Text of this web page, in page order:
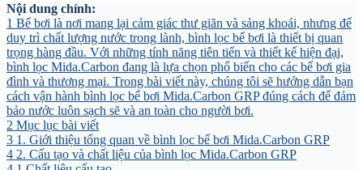
Nội dung chính:
1 Bể bơi là nơi mang lại cảm giác thư giãn và sảng khoái, nhưng để
duy trì chất lượng nước trong lành, bình lọc bể bơi là thiết bị quan
trọng hàng đầu. Với những tính năng tiên tiến và thiết kế hiện đại,
bình lọc Mida.Carbon đang là lựa chọn phổ biến cho các bể bơi gia
đình và thương mại. Trong bài viết này, chúng tôi sẽ hướng dẫn bạn
cách vận hành bình lọc bể bơi Mida.Carbon GRP đúng cách để đảm
bảo nước luôn sạch sẽ và an toàn cho người bơi.
2 Mục lục bài viết
3 1. Giới thiệu tổng quan về bình lọc bể bơi Mida.Carbon GRP
4 2. Cấu tạo và chất liệu của bình lọc Mida.Carbon GRP